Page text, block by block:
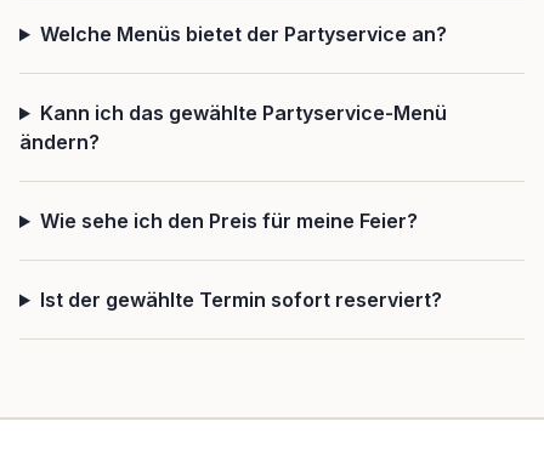
Welche Menüs bietet der Partyservice an?
Kann ich das gewählte Partyservice-Menü
ändern?
Wie sehe ich den Preis für meine Feier?
Ist der gewählte Termin sofort reserviert?